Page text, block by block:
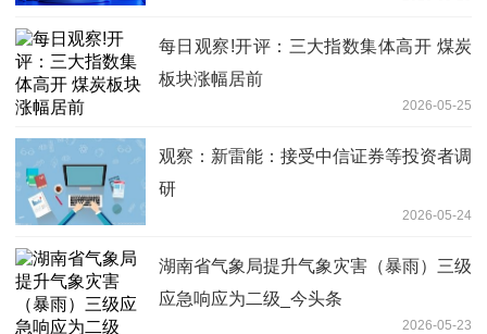
每日观察!开评：三大指数集体高开 煤炭
板块涨幅居前
2026-05-25
观察：新雷能：接受中信证券等投资者调
研
2026-05-24
湖南省气象局提升气象灾害（暴雨）三级
应急响应为二级_今头条
2026-05-23